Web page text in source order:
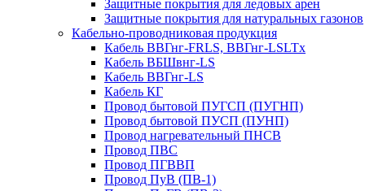
Защитные покрытия для ледовых арен
Защитные покрытия для натуральных газонов
Кабельно-проводниковая продукция
Кабель ВВГнг-FRLS, ВВГнг-LSLTx
Кабель ВБШвнг-LS
Кабель ВВГнг-LS
Кабель КГ
Провод бытовой ПУГСП (ПУГНП)
Провод бытовой ПУСП (ПУНП)
Провод нагревательный ПНСВ
Провод ПВС
Провод ПГВВП
Провод ПуВ (ПВ-1)